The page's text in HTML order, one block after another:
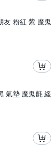
友 粉紅 紫 魔鬼
氣墊 魔鬼氈 緩